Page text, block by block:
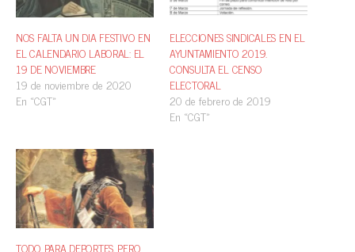
NOS FALTA UN DIA FESTIVO EN
EL CALENDARIO LABORAL: EL
19 DE NOVIEMBRE
19 de noviembre de 2020
En «CGT»
ELECCIONES SINDICALES EN EL
AYUNTAMIENTO 2019.
CONSULTA EL CENSO
ELECTORAL
20 de febrero de 2019
En «CGT»
TODO PARA DEPORTES, PERO